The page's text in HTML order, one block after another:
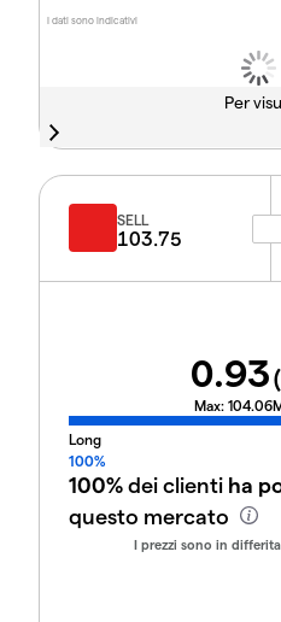
I dati sono indicativi
Per
SELL
103.75
0.93(
Max: 104.06
Long
100%
100%dei clienti ha
questo mercato
I prezzi sono in